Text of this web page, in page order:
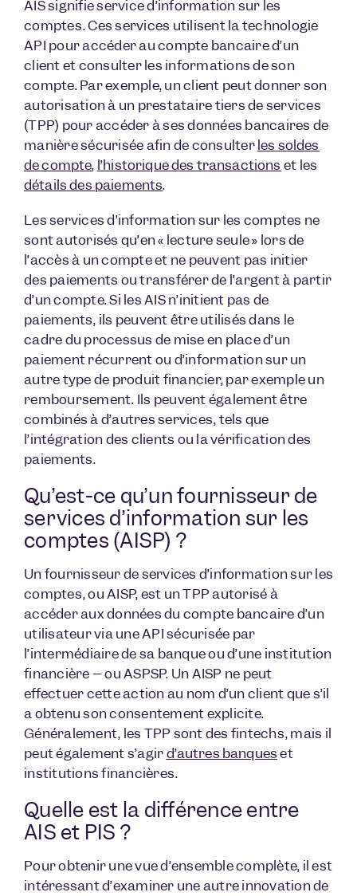
AIS signifie service d’information sur les
comptes. Ces services utilisent la technologie
API pour accéder au compte bancaire d’un
client et consulter les informations de son
compte. Par exemple, un client peut donner son
autorisation à un prestataire tiers de services
(TPP) pour accéder à ses données bancaires de
manière sécurisée afin de consulterles soldes
de compte, l’historique des transactions et les
détails des paiements.
Les services d’information sur les comptes ne
sont autorisés qu’en « lecture seule » lors de
l’accès à un compte et ne peuvent pas initier
des paiements ou transférer de l’argent à partir
d’un compte. Si les AIS n’initient pas de
paiements, ils peuvent être utilisés dans le
cadre du processus de mise en place d’un
paiement récurrent ou d’information sur un
autre type de produit financier, par exemple un
remboursement. Ils peuvent également être
combinés à d’autres services, tels que
l’intégration des clients ou la vérification des
paiements.
Qu’est-ce qu’un fournisseur de
services d’information sur les
comptes (AISP) ?
Un fournisseur de services d’information sur les
comptes, ou AISP, est un TPP autorisé à
accéder aux données du compte bancaire d’un
utilisateur via une API sécurisée par
l’intermédiaire de sa banque ou d’une institution
financière – ou ASPSP. Un AISP ne peut
effectuer cette action au nom d’un client que s’il
a obtenu son consentement explicite.
Généralement, les TPP sont des fintechs, mais il
peut également s’agird’autres banqueset
institutions financières.
Quelle est la différence entre
AIS et PIS ?
Pour obtenir une vue d’ensemble complète, il est
intéressant d’examiner une autre innovation de